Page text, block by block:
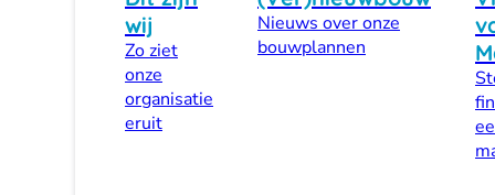
wij
Zo ziet
onze
organisatie
eruit
Nieuws over onze
bouwplannen